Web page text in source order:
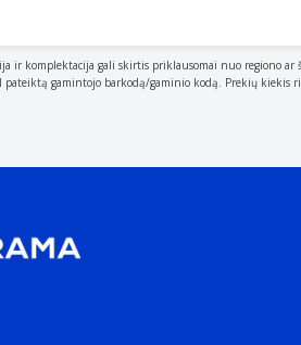
transferred.
use e.g. MP3, MP4.
komplektacija gali skirtis priklausomai nuo regiono
gamintojo barkodą/gaminio kodą. Prekių kiekis